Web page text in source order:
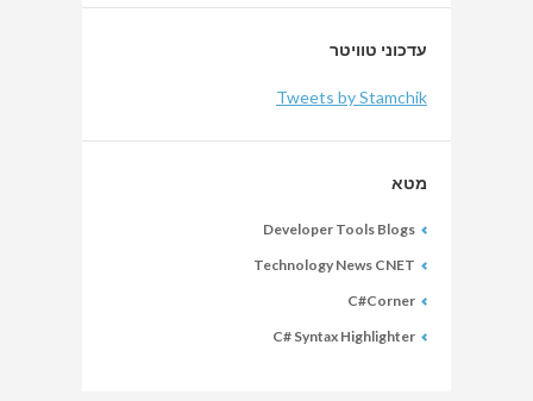
עדכוני טוויטר
Tweets by Stamchik
מטא
Developer Tools Blogs
Technology News CNET
C#Corner
C# Syntax Highlighter